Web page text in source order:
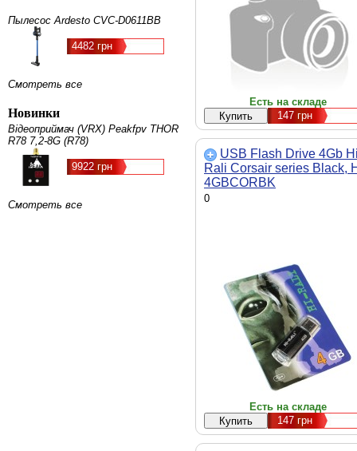
Пылесос Ardesto CVC-D0611BB
4482 грн
Смотреть все
Новинки
Відеоприймач (VRX) Peakfpv THOR
R78 7,2-8G (R78)
9922 грн
Смотреть все
Есть на складе
147грн
USB Flash Drive 4Gb
Rali Corsair series Black,
4GBCORBK
0
Есть на складе
147грн